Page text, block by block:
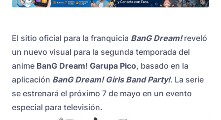
El sitio oficial para la franquicia BanG Dream!reveló
un nuevo visual para la segunda temporada del
anime BanG Dream! Garupa Pico, basado en la
aplicación BanG Dream! Girls Band Party!. La serie
se estrenará el próximo 7 de mayo en un evento
especial para televisión.